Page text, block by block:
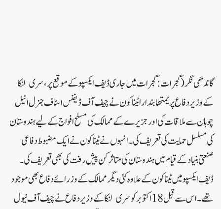
گاندھی نگر (گجرات:گجرات میں جاری ڈیف ایکسپو کے موقع پر، سری لنکا
کے وزیر دفاع پریمتھا بندارا ٹیناکون نے چیف آف ڈیفنس اسٹاف جنرل انیل
چوہان سے ملاقات کی اور جزیرے کے ممالک کی مسلح افواج کے لیے ہندوستان
کی مسلسل حمایت کی تعریف کی۔ انہوں نے ٹیناکون نے ایک مضبوط دفاعی
صنعتی بنیاد کے قیام میں ہندوستان کی متاثر کن پیش رفت کی بھی تعریف کی۔
ڈیف ایکسپو میں ٹیناکون کے علاوہ کئی دیگر ممالک کے وزرائے دفاع بھی موجود
تھے۔ اس سے قبل 18 اکتوبر کو سری لنکا کے وزیر دفاع نے چیف آف نیول